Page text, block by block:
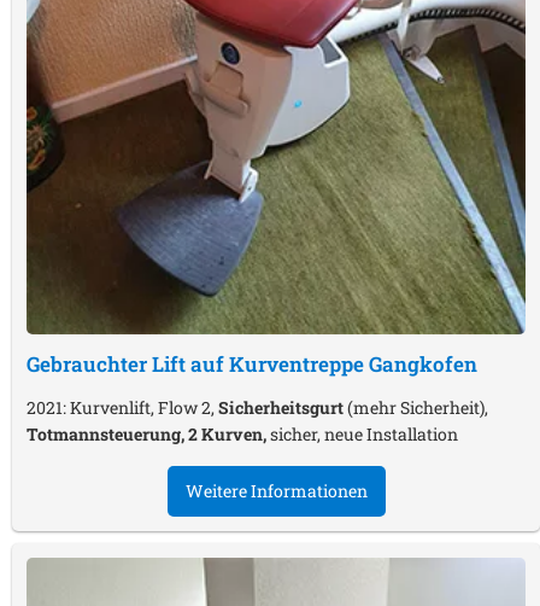
Gebrauchter Lift auf KurventreppeGangkofen
2021: Kurvenlift, Flow 2, Sicherheitsgurt(mehr Sicherheit),
Totmannsteuerung, 2 Kurven,sicher, neue Installation
Weitere Informationen